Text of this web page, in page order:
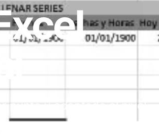
punto y adaptado al nivel.